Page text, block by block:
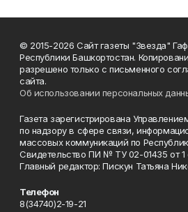
© 2015-2026 Сайт газеты "Звезда"
Республики Башкортостан.
разрешено только с письменного
сайта.
Об использовании персональных
Газета зарегистрирована
по надзору в сфере связи,
массовых коммуникаций по
Свидетельство ПИ № ТУ 02-01435 от 1
Главный редактор: Пискун Татьяна
Телефон
8(34740)2-19-21